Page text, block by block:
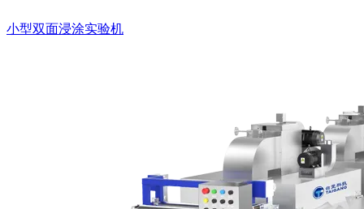
小型双面浸涂实验机